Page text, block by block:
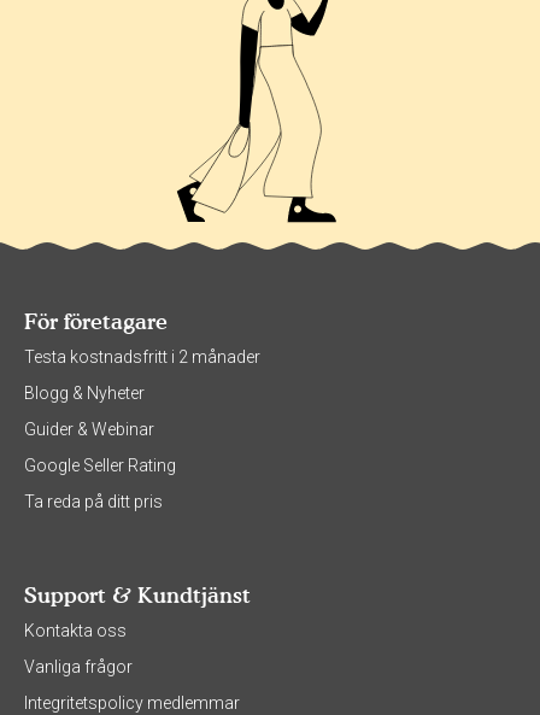
För företagare
Testa kostnadsfritt i 2 månader
Blogg & Nyheter
Guider & Webinar
Google Seller Rating
Ta reda på ditt pris
Support & Kundtjänst
Kontakta oss
Vanliga frågor
Integritetspolicy medlemmar